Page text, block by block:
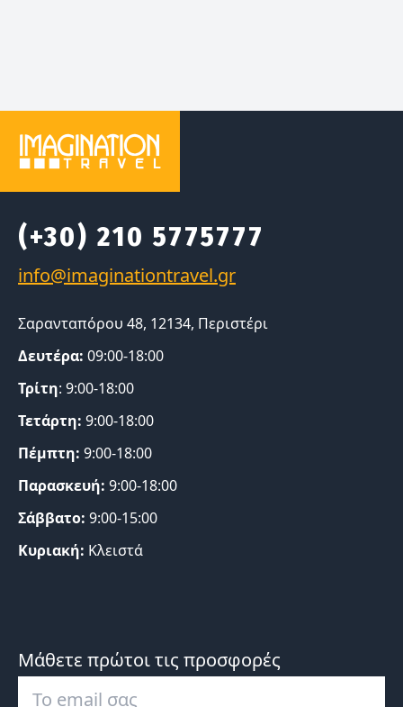
(+30) 210 5775777
Σαρανταπόρου 48, 12134, Περιστέρι
Δευτέρα: 09:00-18:00
Τρίτη: 9:00-18:00
Τετάρτη: 9:00-18:00
Πέμπτη: 9:00-18:00
Παρασκευή: 9:00-18:00
Σάββατο: 9:00-15:00
Κυριακή: Κλειστά
Μάθετε πρώτοι τις προσφορές